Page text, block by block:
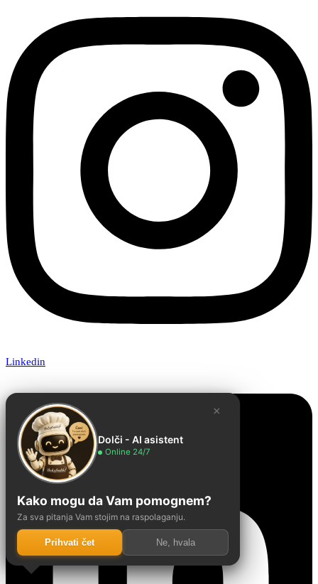
Linkedin
×
Dolči - AI asistent
Online 24/7
Kako mogu da Vam pomognem?
Za sva pitanja Vam stojim na raspolaganju.
Prihvati čet Ne, hvala